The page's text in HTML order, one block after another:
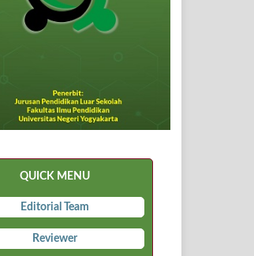
QUICK MENU
Editorial Team
Reviewer